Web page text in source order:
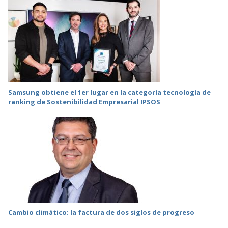
Samsung obtiene el 1er lugar en la categoría tecnología de
ranking de Sostenibilidad Empresarial IPSOS
Cambio climático: la factura de dos siglos de progreso